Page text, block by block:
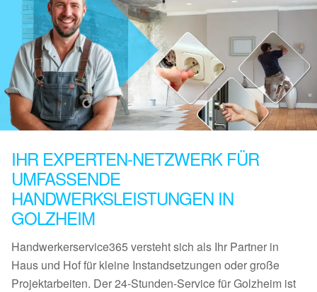
IHR EXPERTEN-NETZWERK FÜR
UMFASSENDE
HANDWERKSLEISTUNGEN IN
GOLZHEIM
Handwerkerservice365 versteht sich als Ihr Partner in
Haus und Hof für kleine Instandsetzungen oder große
Projektarbeiten. Der 24-Stunden-Service für Golzheim ist